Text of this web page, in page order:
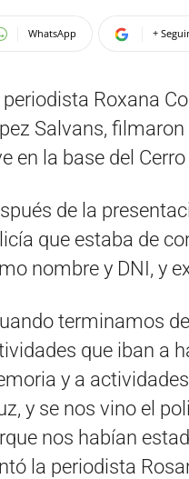
WhatsApp +
periodista Roxana
Salvans,
en la base del
de la
que estaba de
nombre y DNI, y
terminamos
que iban a
y a
y se nos vino el
nos habían
la periodista